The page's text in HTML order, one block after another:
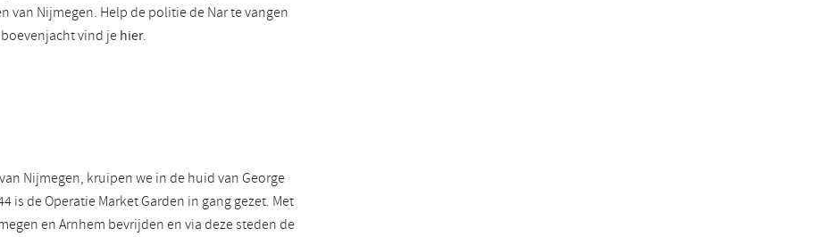
van Nijmegen. Help de politie de Nar te vangen
vind jehier.
Nijmegen, kruipen we in de huid van George
is de Operatie Market Garden in gang gezet. Met
en Arnhem bevrijden en via deze steden de